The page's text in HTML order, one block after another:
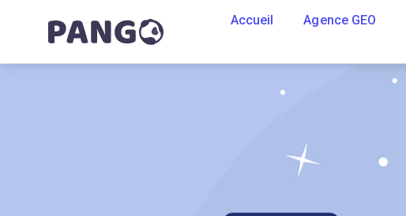
Accueil Agence GEO